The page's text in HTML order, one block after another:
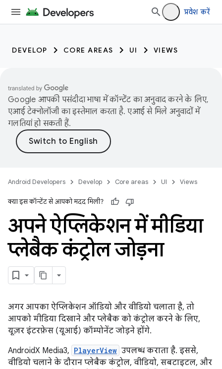
प्रवेश करें
DEVELOP CORE AREAS UI VIEWS
Google आपकी पसंदीदा भाषा में कॉन्टेंट का अनुवाद करने के लिए,
एआई टेक्नोलॉजी का इस्तेमाल करता है. एआई से मिले अनुवादों में
गलतियां हो सकती हैं.
Android Developers Develop Core areas UI Views
क्या इस कॉन्टेंट से आपको मदद मिली?
अपने ऐप्लिकेशन में मीडिया
प्लेबैक कंट्रोल जोड़ना
अगर आपका ऐप्लिकेशन ऑडियो और वीडियो चलाता है, तो
आपको मीडिया दिखाने और प्लेबैक को कंट्रोल करने के लिए,
यूज़र इंटरफ़ेस (यूआई) कॉम्पोनेंट जोड़ने होंगे.
AndroidX Media3, PlayerView उपलब्ध कराता है. इससे,
वीडियो चलाने के दौरान प्लेबैक कंट्रोल, वीडियो, सबटाइटल, और